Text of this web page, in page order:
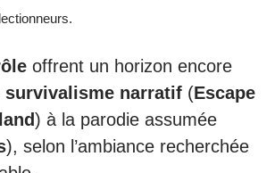
offrent un horizon encore
survivalisme narratif (Escape
) à la parodie assumée
), selon l’ambiance recherchée